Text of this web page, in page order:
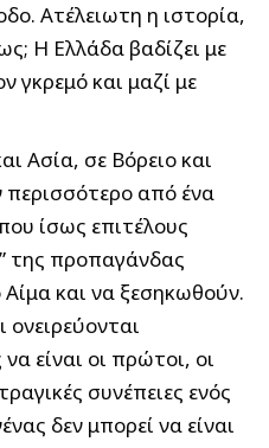
Ατέλειωτη η ιστορία,
Η Ελλάδα βαδίζει με
γκρεμό και μαζί με
Ασία, σε Βόρειο και
από ένα
ίσως επιτέλους
της προπαγάνδας
Αίμα και να ξεσηκωθούν.
ονειρεύονται
είναι οι πρώτοι, οι
συνέπειες ενός
δεν μπορεί να είναι